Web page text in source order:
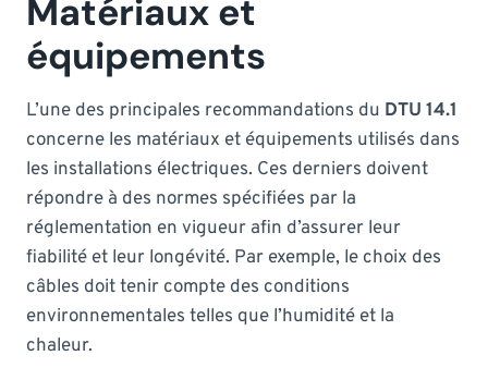
Matériaux et
équipements
L’une des principales recommandations du DTU 14.1
concerne les matériaux et équipements utilisés dans
les installations électriques. Ces derniers doivent
répondre à des normes spécifiées par la
réglementation en vigueur afin d’assurer leur
fiabilité et leur longévité. Par exemple, le choix des
câbles doit tenir compte des conditions
environnementales telles que l’humidité et la
chaleur.